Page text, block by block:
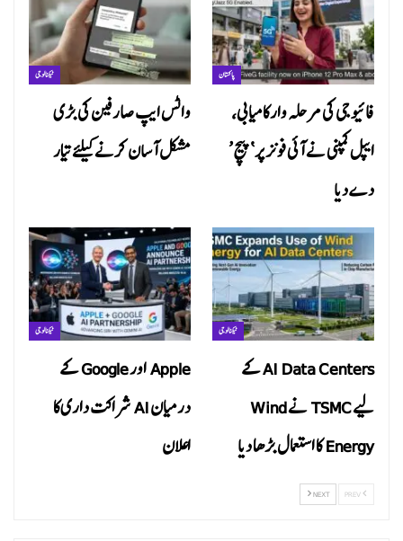
ٹیکنالوجی
واٹس ایپ صارفین کی بڑی
مشکل آسان کرنے کیلئے تیار
پاکستان
فائیو جی کی مرحلہ وار کامیابی،
ایپل کمپنی نے آئی فونز پر ‘پیچ’
دے دیا
ٹیکنالوجی
Apple اور Google کے
درمیان AI شراکت داری کا
اعلان
ٹیکنالوجی
AI Data Centers کے
لیے TSMC نے Wind
Energy کا استعمال بڑھا دیا
NEXT